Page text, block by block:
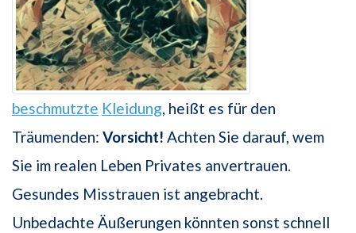
beschmutzte Kleidung, heißt es für den
Träumenden: Vorsicht! Achten Sie darauf, wem
Sie im realen Leben Privates anvertrauen.
Gesundes Misstrauen ist angebracht.
Unbedachte Äußerungen könnten sonst schnell